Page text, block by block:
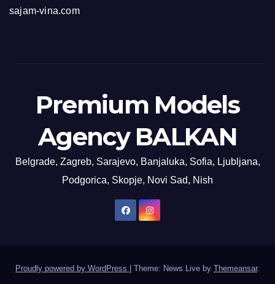
sajam-vina.com
Premium Models
Agency BALKAN
Belgrade, Zagreb, Sarajevo, Banjaluka, Sofia, Ljubljana,
Podgorica, Skopje, Novi Sad, Nish
Proudly powered by WordPress Theme: News Live by Themeansar.